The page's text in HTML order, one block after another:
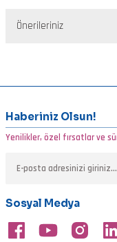
Önerileriniz
Ürün resmi
Ürün
Ürün fiyatı diğer
Bu ürüne benzer
Haberiniz Olsun!
Yenilikler, özel fırsatlar ve
Sosyal Medya